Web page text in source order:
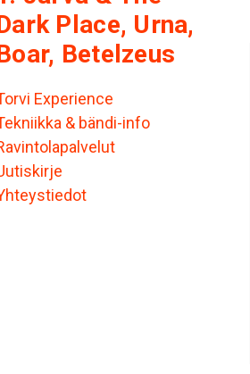
Place, Urna,
Betelzeus
Experience
& bändi-info